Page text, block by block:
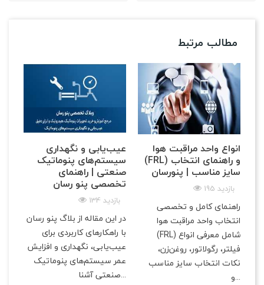
مطالب مرتبط
عیب‌یابی و نگهداری
سیستم‌های پنوماتیک
صنعتی | راهنمای
تخصصی پنو رسان
134 بازدید
در این مقاله از بلاگ پنو رسان
با راهکارهای کاربردی برای
عیب‌یابی، نگهداری و افزایش
عمر سیستم‌های پنوماتیک
صنعتی آشنا...
انواع واحد مراقبت هوا
(FRL) و راهنمای انتخاب
سایز مناسب | پنو‌رسان
195 بازدید
راهنمای کامل و تخصصی
انتخاب واحد مراقبت هوا
(FRL) شامل معرفی انواع
فیلتر، رگولاتور، روغن‌زن،
نکات انتخاب سایز مناسب
و...